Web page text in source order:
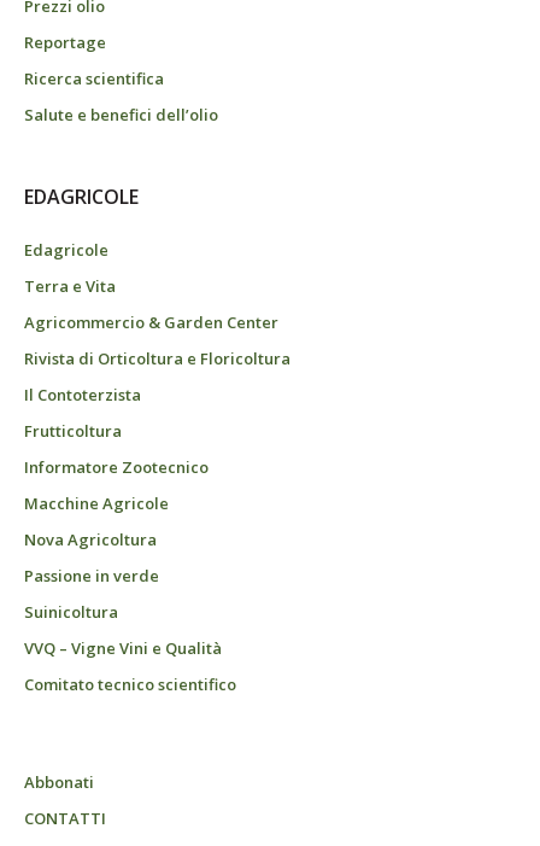
Prezzi olio
Reportage
Ricerca scientifica
Salute e benefici dell’olio
EDAGRICOLE
Edagricole
Terra e Vita
Agricommercio & Garden Center
Rivista di Orticoltura e Floricoltura
Il Contoterzista
Frutticoltura
Informatore Zootecnico
Macchine Agricole
Nova Agricoltura
Passione in verde
Suinicoltura
VVQ – Vigne Vini e Qualità
Comitato tecnico scientifico
Abbonati
CONTATTI